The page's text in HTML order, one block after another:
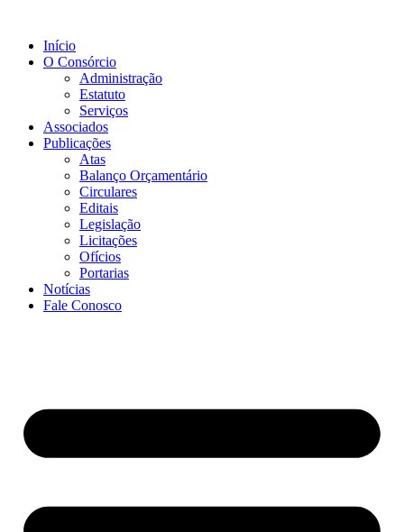
conteúdo
Início
O Consórcio
Administração
Estatuto
Serviços
Associados
Publicações
Atas
Balanço Orçamentário
Circulares
Editais
Legislação
Licitações
Ofícios
Portarias
Notícias
Fale Conosco